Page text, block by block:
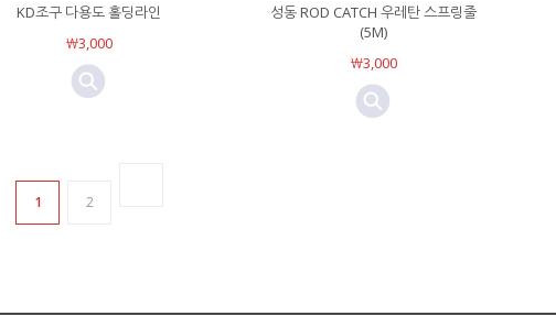
KD조구 다용도 홀딩라인
￦3,000
성동 ROD CATCH 우레탄 스프링줄
(5M)
￦3,000
1 2